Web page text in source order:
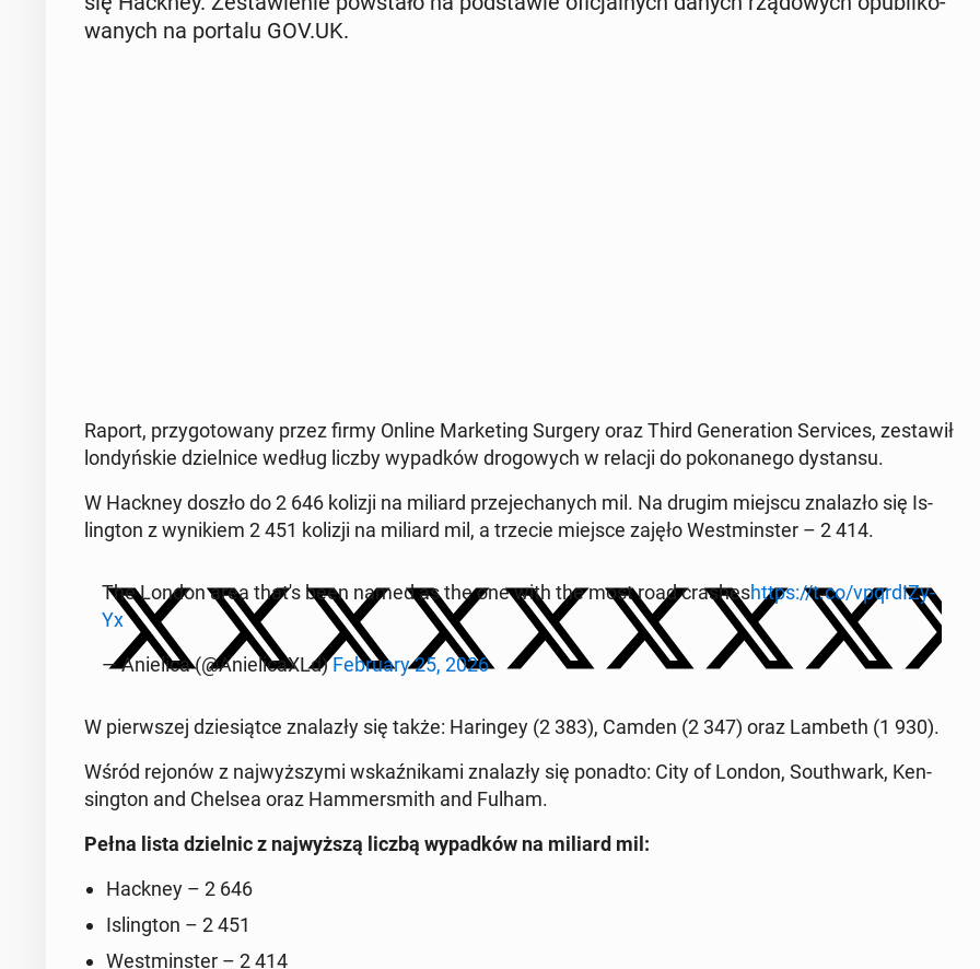
wa­nych na portalu GOV.UK.
Raport, przy­go­to­wa­ny przez firmy Online Mar­ke­ting Surgery oraz Third Ge­ne­ra­tion Se­rvi­ces, ze­sta­wił
lon­dyń­skie dziel­ni­ce według liczby wy­pad­ków dro­go­wych w relacji do po­ko­na­ne­go dy­stan­su.
W Hackney doszło do 2 646 kolizji na miliard prze­je­cha­nych mil. Na drugim miejscu zna­la­zło się Is­
ling­ton z wy­ni­kiem 2 451 kolizji na miliard mil, a trzecie miejsce zajęło West­min­ster – 2 414.
The London area that's been named as the one with the most road crasheshttps://t.co/vpqr­dI­Zy­
Yx
— Anie­li­ca (@Anie­li­ca­XLd)Fe­bru­ary 25, 2026
W pierw­szej dzie­siąt­ce zna­la­zły się także: Ha­rin­gey (2 383), Camden (2 347) oraz Lambeth (1 930).
Wśród rejonów z naj­wyż­szy­mi wskaź­ni­ka­mi zna­la­zły się ponadto: City of London, So­uth­wark, Ken­
sing­ton and Chelsea oraz Ham­mer­smith and Fulham.
Pełna lista dziel­nic z naj­wyż­szą liczbą wy­pad­ków na miliard mil:
Hackney – 2 646
Is­ling­ton – 2 451
West­min­ster – 2 414